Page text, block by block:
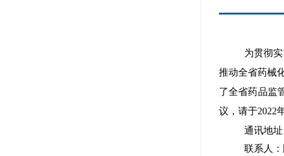
为贯彻
推动全省药械
了全省药品监
议，请于2022
通讯地址
联系人：